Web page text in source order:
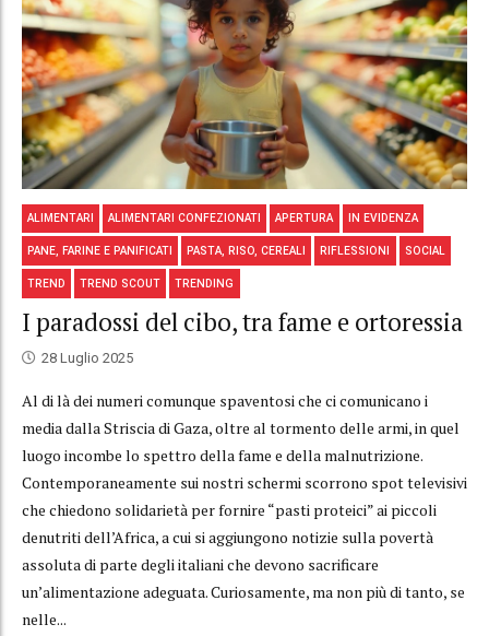
ALIMENTARI ALIMENTARI CONFEZIONATI APERTURA IN EVIDENZA
PANE, FARINE E PANIFICATI PASTA, RISO, CEREALI RIFLESSIONI SOCIAL
TREND TREND SCOUT TRENDING
I paradossi del cibo, tra fame e ortoressia
28 Luglio 2025
Al di là dei numeri comunque spaventosi che ci comunicano i
media dalla Striscia di Gaza, oltre al tormento delle armi, in quel
luogo incombe lo spettro della fame e della malnutrizione.
Contemporaneamente sui nostri schermi scorrono spot televisivi
che chiedono solidarietà per fornire “pasti proteici” ai piccoli
denutriti dell’Africa, a cui si aggiungono notizie sulla povertà
assoluta di parte degli italiani che devono sacrificare
un’alimentazione adeguata. Curiosamente, ma non più di tanto, se
nelle...